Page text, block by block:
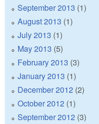
September 2013 (1)
August 2013 (1)
July 2013 (1)
May 2013 (5)
February 2013 (3)
January 2013 (1)
December 2012 (2)
October 2012 (1)
September 2012 (3)